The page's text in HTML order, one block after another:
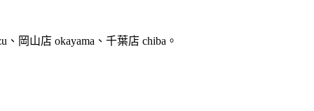
岡山店 okayama、千葉店 chiba。